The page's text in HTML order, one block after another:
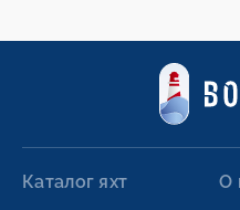
Каталог яхт О